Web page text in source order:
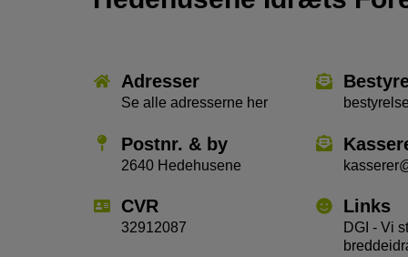
Adresser
Se alle adresserne her
Postnr. & by
2640 Hedehusene
CVR
32912087
Links
DGI - Vi